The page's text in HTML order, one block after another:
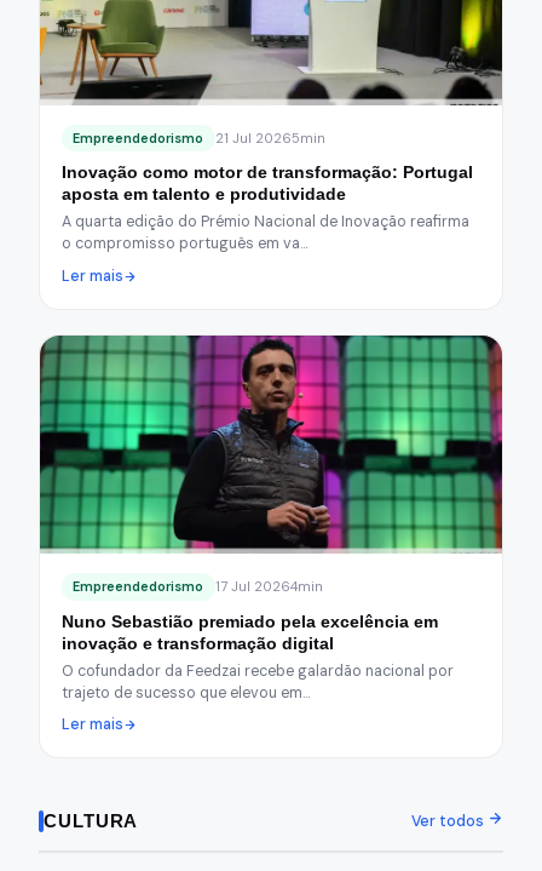
Empreendedorismo 21 Jul 20265min
Inovação como motor de transformação: Portugal
aposta em talento e produtividade
A quarta edição do Prémio Nacional de Inovação reafirma
o compromisso português em va…
Ler mais
Empreendedorismo 17 Jul 20264min
Nuno Sebastião premiado pela excelência em
inovação e transformação digital
O cofundador da Feedzai recebe galardão nacional por
trajeto de sucesso que elevou em…
Ler mais
CULTURA Ver todos